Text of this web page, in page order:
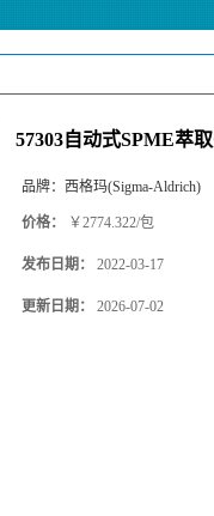
57303自动式SPME萃
品牌： 西格玛(Sigma-Aldrich)
价格： ￥2774.322/包
发布日期： 2022-03-17
更新日期： 2026-07-02